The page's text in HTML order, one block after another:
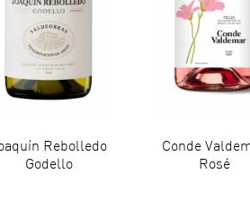
Rebolledo
Godello
Conde
Rosé